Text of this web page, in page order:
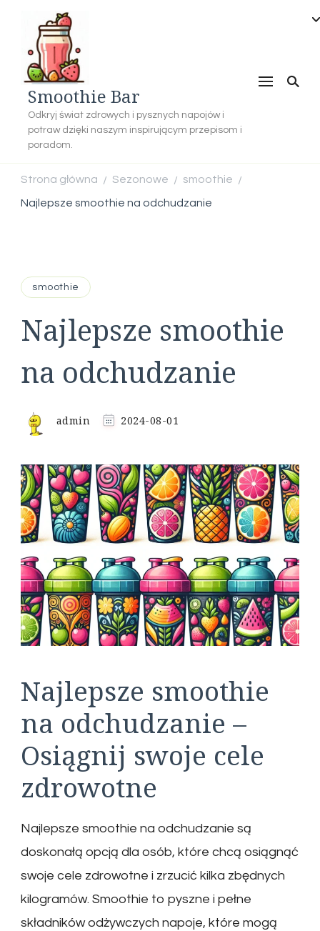
Smoothie Bar
Odkryj świat zdrowych i pysznych napojów i
potraw dzięki naszym inspirującym przepisom i
poradom.
Strona główna / Sezonowe / smoothie /
Najlepsze smoothie na odchudzanie
smoothie
Najlepsze smoothie
na odchudzanie
admin 2024-08-01
Najlepsze smoothie
na odchudzanie –
Osiągnij swoje cele
zdrowotne
Najlepsze smoothie na odchudzanie są
doskonałą opcją dla osób, które chcą osiągnąć
swoje cele zdrowotne i zrzucić kilka zbędnych
kilogramów. Smoothie to pyszne i pełne
składników odżywczych napoje, które mogą